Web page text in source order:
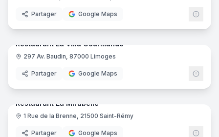
Partager Google Maps
18
Restaurant La Villa Gourmande
297 Av. Baudin, 87000 Limoges
Partager Google Maps
Restaurant La Mirabelle
1 Rue de la Brenne, 21500 Saint-Rémy
Partager Google Maps